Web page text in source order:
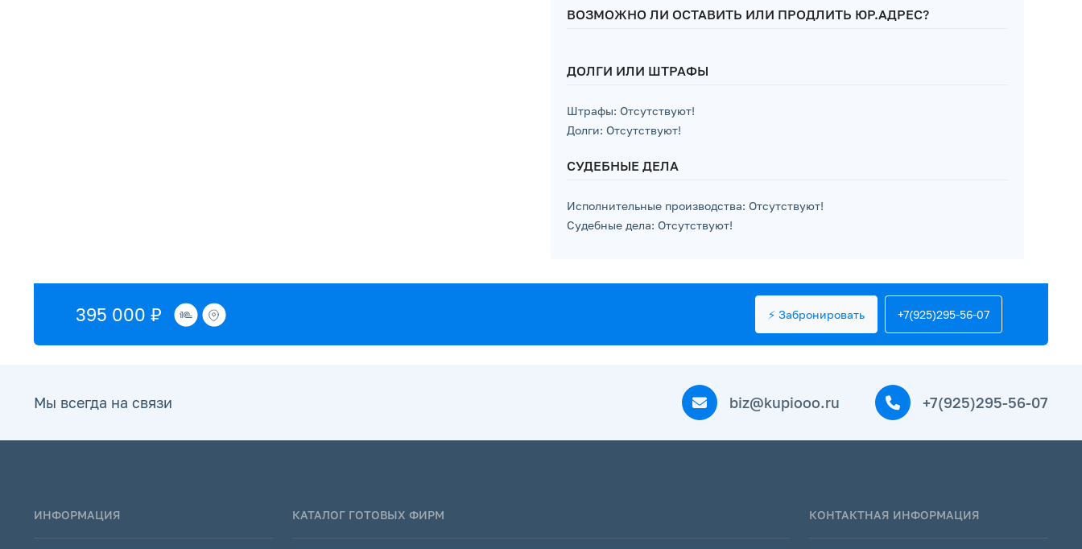
ВОЗМОЖНО ЛИ ОСТАВИТЬ ИЛИ ПРОДЛИТЬ ЮР.АДРЕС?
ДОЛГИ ИЛИ ШТРАФЫ
Штрафы: Отсутствуют!
Долги: Отсутствуют!
СУДЕБНЫЕ ДЕЛА
Исполнительные производства: Отсутствуют!
Судебные дела: Отсутствуют!
395 000 ₽ ⚡ Забронировать +7(925)295-56-07
Мы всегда на связи biz@kupiooo.ru +7(925)295-56-07
ИНФОРМАЦИЯ КАТАЛОГ ГОТОВЫХ ФИРМ КОНТАКТНАЯ ИНФОРМАЦИЯ